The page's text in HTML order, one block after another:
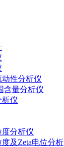
动性分析仪
含量分析仪
析仪
分析仪
及Zeta电位分析